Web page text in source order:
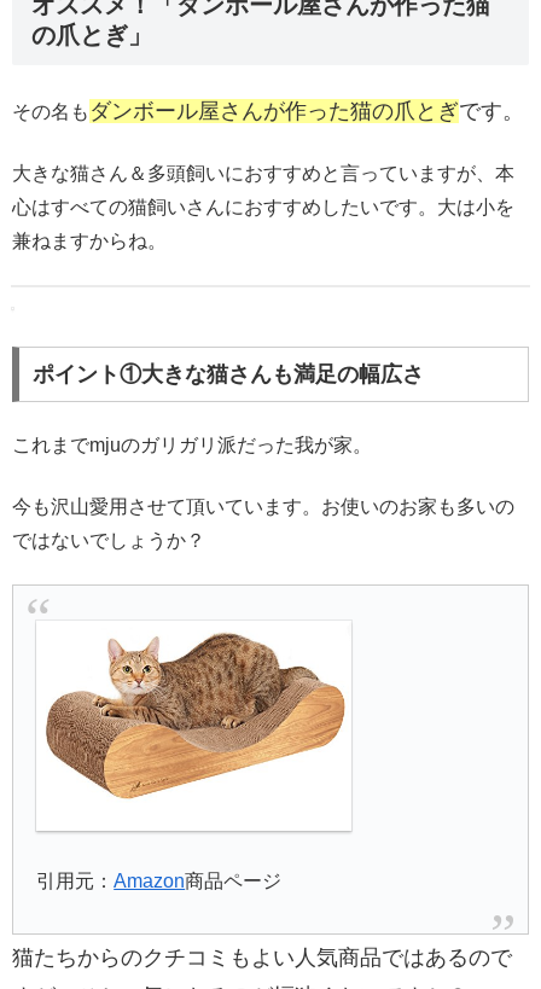
の爪とぎ」
その名も ダンボール屋さんが作った猫の爪とぎです。
大きな猫さん＆多頭飼いにおすすめと言っていますが、本
心はすべての猫飼いさんにおすすめしたいです。大は小を
兼ねますからね。
ポイント①大きな猫さんも満足の幅広さ
これまでmjuのガリガリ派だった我が家。
今も沢山愛用させて頂いています。お使いのお家も多いの
ではないでしょうか？
引用元：Amazon商品ページ
猫たちからのクチコミもよい人気商品ではあるので